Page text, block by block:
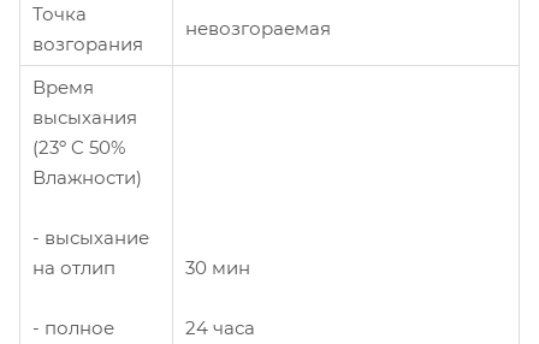
Точка
возгорания
невозгораемая
Время
высыхания
(23º C 50%
Влажности)
- высыхание
на отлип
- полное
30 мин
24 часа